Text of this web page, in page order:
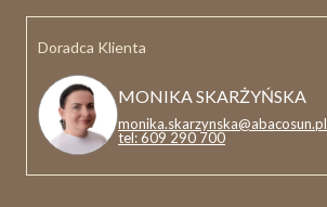
Doradca Klienta
MONIKA SKARŻYŃSKA
monika.skarzynska@abacosun.pl
tel: 609 290 700